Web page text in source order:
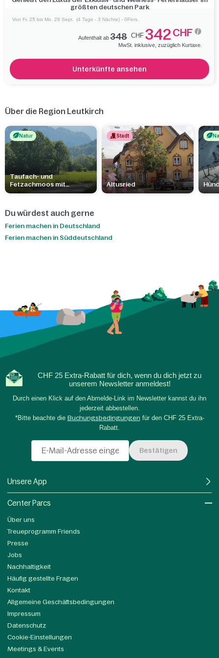
Sie unsere stets aktuellen Angebote und machen auch Sie Ferien
in Leutkirch!
größten deutschen Park
Von Fr. 25 bis Mo. 28 Sept. (4 Tage - 3 Nächte) - 0Pers.
Aufenthalt ab 348 CHF 342 CHF
MwSt. inklusive, zuzüglich Kurtaxe.
Unterkünfte ansehen
Über die Region Leutkirch
Natur
Taufach- und
Fetzachmoos mit
Urseen
Stadt
Altusried
Du würdest auch gerne
Ferien machen in Deutschland
Ferien machen in Süddeutschland
CHF 25 Extra-Rabatt für dich, wenn du dich jetzt zu
unserem Newsletter anmeldest!
Durch einen Klick auf den Abmelde-Link im Newsletter kannst du ihn
jederzeit abbestellen.
*Bitte beachte die Buchungsbedingungen für den CHF 25 Extra-
Rabatt.
Bestätigen
Unsere App
Center Parcs
Über uns
Treueprogramm Friends
Presse
Jobs
Nachhaltigkeit
Häufig gestellte Fragen
Kontakt
Allgemeine Geschäftsbedingungen
Impressum
Datenschutz
Cookie-Einstellungen
Meetings & Events